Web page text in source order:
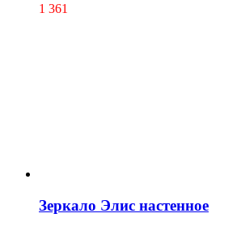
1 361
Зеркало Элис настенное